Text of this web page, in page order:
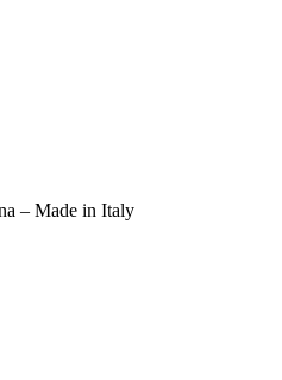
– Made in Italy